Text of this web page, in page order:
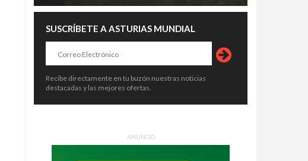
SUSCRÍBETE A ASTURIAS MUNDIAL
Recibe directamente en tu buzón nuestras noticias
destacadas y las mejores ofertas.
ANUNCIO